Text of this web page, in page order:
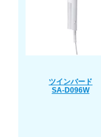
ツインバード
SA-D096W